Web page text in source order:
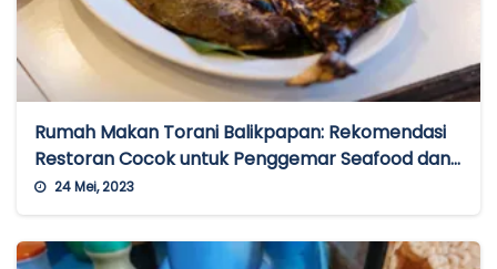
Rumah Makan Torani Balikpapan: Rekomendasi
Restoran Cocok untuk Penggemar Seafood dan
Kepiting
24 Mei, 2023